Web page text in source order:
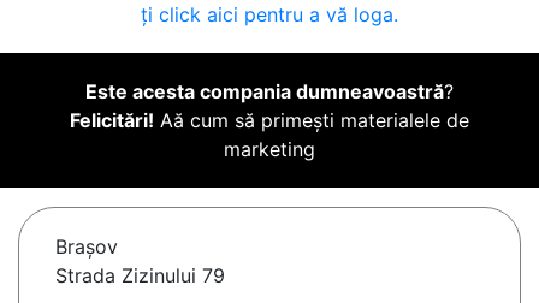
ți click aici pentru a vă loga.
Este acesta compania dumneavoastră?
Felicitări! Aă cum să primești materialele de
marketing
Braşov
Strada Zizinului 79